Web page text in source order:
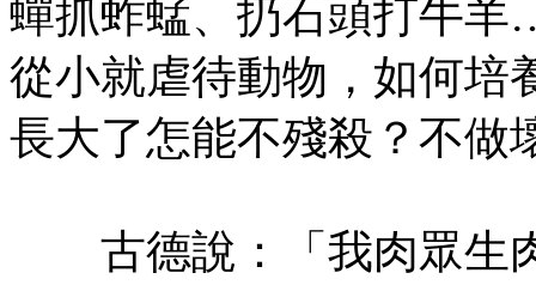
蟬抓蚱蜢、扔石頭打牛
從小就虐待動物，如何培
長大了怎能不殘殺？不做
古德說：「我肉眾生